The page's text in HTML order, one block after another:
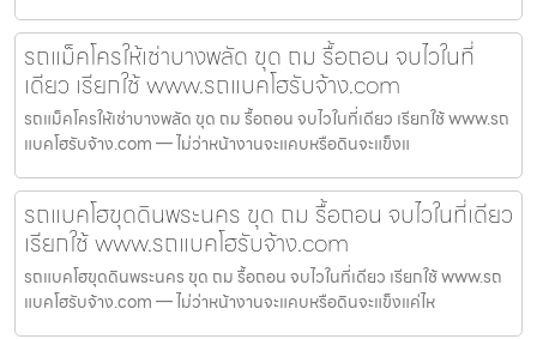
รถแม็คโครให้เช่าบางพลัด ขุด ถม รื้อถอน จบไวในที่
เดียว เรียกใช้ www.รถแบคโฮรับจ้าง.com
รถแม็คโครให้เช่าบางพลัด ขุด ถม รื้อถอน จบไวในที่เดียว เรียกใช้ www.รถ
แบคโฮรับจ้าง.com — ไม่ว่าหน้างานจะแคบหรือดินจะแข็งแ
รถแบคโฮขุดดินพระนคร ขุด ถม รื้อถอน จบไวในที่เดียว
เรียกใช้ www.รถแบคโฮรับจ้าง.com
รถแบคโฮขุดดินพระนคร ขุด ถม รื้อถอน จบไวในที่เดียว เรียกใช้ www.รถ
แบคโฮรับจ้าง.com — ไม่ว่าหน้างานจะแคบหรือดินจะแข็งแค่ไห